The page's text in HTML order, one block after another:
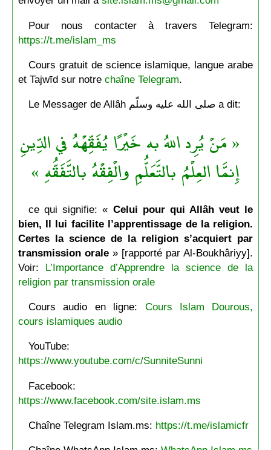
Pour nous contacter à travers Telegram:
https://t.me/islam_ms
Cours gratuit de science islamique, langue arabe
et Tajwīd sur notre chaîne Telegram.
Le Messager de Allâh صلى الله عليه وسلّم a dit:
« مَنْ يُرِد اللهُ به خَيْرًا يُفَقِّهْهُ في الدِّينِ
إِنمَّا العِلْمُ بالتَّعَلُّمِ والْفِقْهُ بالتَّفَقُّهِ »
ce qui signifie: « Celui pour qui Allâh veut le
bien, Il lui facilite l’apprentissage de la religion.
Certes la science de la religion s’acquiert par
transmission orale» [rapporté par Al-Boukhâriyy].
Voir: L’Importance d’Apprendre la science de la
religion par transmission orale
Cours audio en ligne: Cours Islam Dourous,
cours islamiques audio
YouTube:
https://www.youtube.com/c/SunniteSunni
Facebook:
https://www.facebook.com/site.islam.ms
Chaîne Telegram Islam.ms: https://t.me/islamicfr